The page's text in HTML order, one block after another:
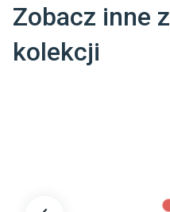
Zobacz inne z
kolekcji